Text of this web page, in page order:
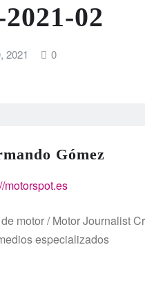
02
2021 0
Gómez
motorspot.es
motor / Motor Journalist
especializados